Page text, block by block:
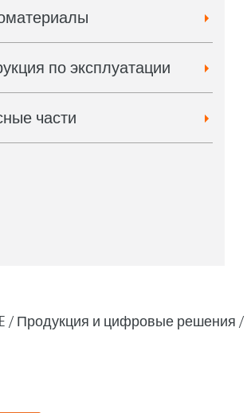
по эксплуатации
части
Продукция и цифровые решения